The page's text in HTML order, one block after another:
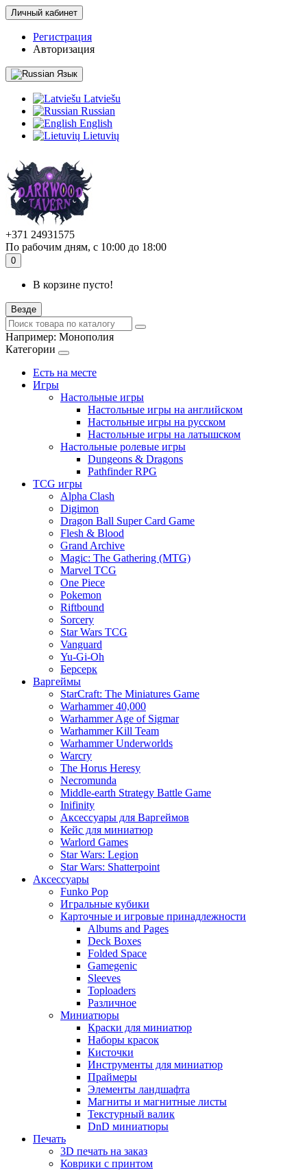
Личный кабинет
Регистрация
Авторизация
Язык
Latviešu
Russian
English
Lietuvių
+371 24931575
По рабочим дням, с 10:00 до 18:00
0
В корзине пусто!
Везде
Например: Монополия
Категории
Есть на месте
Игры
Настольные игры
Настольные игры на английском
Настольные игры на русском
Настольные игры на латышском
Настольные ролевые игры
Dungeons & Dragons
Pathfinder RPG
TCG игры
Alpha Clash
Digimon
Dragon Ball Super Card Game
Flesh & Blood
Grand Archive
Magic: The Gathering (MTG)
Marvel TCG
One Piece
Pokemon
Riftbound
Sorcery
Star Wars TCG
Vanguard
Yu-Gi-Oh
Берсерк
Варгеймы
StarCraft: The Miniatures Game
Warhammer 40,000
Warhammer Age of Sigmar
Warhammer Kill Team
Warhammer Underworlds
Warcry
The Horus Heresy
Necromunda
Middle-earth Strategy Battle Game
Inifinity
Аксессуары для Варгеймов
Кейс для миниатюр
Warlord Games
Star Wars: Legion
Star Wars: Shatterpoint
Аксессуары
Funko Pop
Игральные кубики
Карточные и игровые принадлежности
Albums and Pages
Deck Boxes
Folded Space
Gamegenic
Sleeves
Toploaders
Различное
Миниатюры
Краски для миниатюр
Наборы красок
Кисточки
Инструменты для миниатюр
Праймеры
Элементы ландшафта
Магниты и магнитные листы
Текстурный валик
DnD миниатюры
Печать
3D печать на заказ
Коврики с принтом